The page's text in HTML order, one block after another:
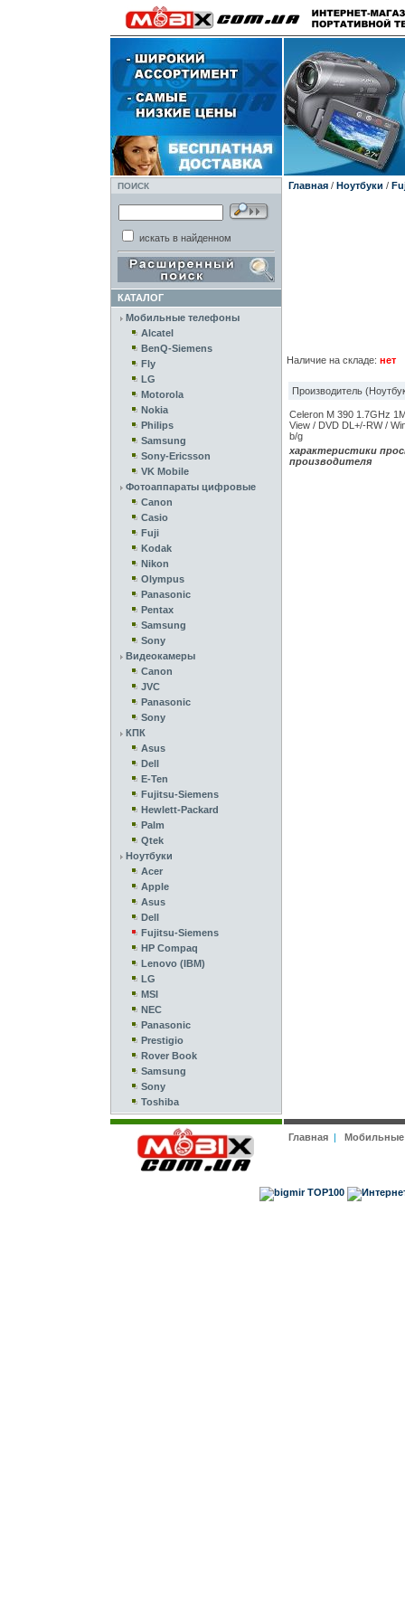
ПОИСК
искать в найденном
КАТАЛОГ
Мобильные телефоны
Alcatel
BenQ-Siemens
Fly
LG
Motorola
Nokia
Philips
Samsung
Sony-Ericsson
VK Mobile
Фотоаппараты цифровые
Canon
Casio
Fuji
Kodak
Nikon
Olympus
Panasonic
Pentax
Samsung
Sony
Видеокамеры
Canon
JVC
Panasonic
Sony
КПК
Asus
Dell
E-Ten
Fujitsu-Siemens
Hewlett-Packard
Palm
Qtek
Ноутбуки
Acer
Apple
Asus
Dell
Fujitsu-Siemens
HP Compaq
Lenovo (IBM)
LG
MSI
NEC
Panasonic
Prestigio
Rover Book
Samsung
Sony
Toshiba
Главная/ Ноутбуки /
Наличие на складе: нет
Производитель
Celeron M 390 1.7GHz
View / DVD DL+/-RW /
b/g
характеристики
производителя
Главная|